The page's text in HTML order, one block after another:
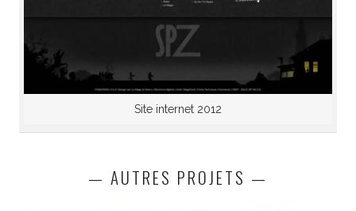
Site internet 2012
— AUTRES PROJETS —